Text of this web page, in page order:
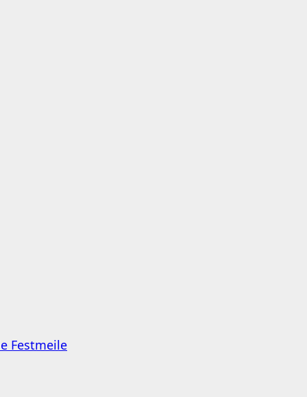
Festmeile